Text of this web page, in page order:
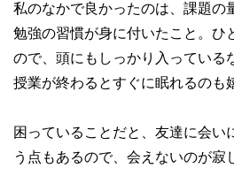
私のなかで良かったのは、課題の
勉強の習慣が身に付いたこと。ひ
ので、頭にもしっかり入っている
授業が終わるとすぐに眠れるのも
困っていることだと、友達に会い
う点もあるので、会えないのが寂